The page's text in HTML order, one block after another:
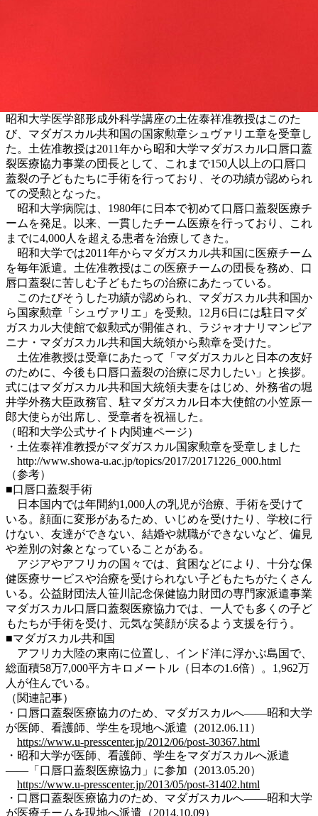
昭和大学医学部形成外科学講座の土佐泰祥准教授はこのた
び、マダガスカル共和国の国家勲章シュヴァリエ章を受章し
た。土佐准教授は2011年から昭和大学マダガスカル口唇口蓋
裂医療協力事業の団長として、これまで150人以上の口唇口
蓋裂の子どもたちに手術を行っており、その功績が認められ
ての受勲となった。
昭和大学病院は、1980年に日本で初めて口唇口蓋裂医療チ
ームを発足。以来、一貫したチーム医療を行っており、これ
までに4,000人を超える患者を治療してきた。
昭和大学では2011年からマダガスカル共和国に医療チーム
を毎年派遣。土佐准教授はこの医療チームの団長を務め、口
唇口蓋裂に苦しむ子どもたちの治療にあたっている。
このたびそうした功績が認められ、マダガスカル共和国か
ら国家勲章「シュヴァリエ」を受勲。12月6日には駐日マダ
ガスカル大使館で叙勲式が開催され、ラジャオナリマンピア
ニナ・マダガスカル共和国大統領から勲章を受けた。
土佐准教授は受章にあたって「マダガスカルと日本の友好
のために、今後も口唇口蓋裂の治療に尽力したい」と挨拶。
式にはマダガスカル共和国大統領夫妻をはじめ、外務省の堀
井学外務大臣政務官、駐マダガスカル日本大使館の小笠原一
郎大使らが出席し、受章者を祝福した。
（昭和大学公式サイト内関連ページ）
・土佐泰祥准教授がマダガスカル国家勲章を受章しました
http://www.showa-u.ac.jp/topics/2017/20171226_000.html
（参考）
■口唇口蓋裂手術
日本国内では年間約1,000人の乳児が治療、手術を受けて
いる。顔面に変形があるため、いじめを受けたり、学校に行
けない、友達ができない、結婚や就職ができないなど、偏見
や差別の対象となっていることがある。
アジアやアフリカの国々では、貧困などにより、十分な保
健医療サービスや治療を受けられない子どもたちがたくさん
いる。公益財団法人笹川記念保健協力財団の専門家派遣事業
マダガスカル口唇口蓋裂医療協力では、一人でも多くの子ど
もたちが手術を受け、元気な笑顔が戻るよう支援を行う。
■マダガスカル共和国
アフリカ大陸の東南に位置し、インド洋に浮かぶ島国で、
総面積58万7,000平方キロメートル（日本の1.6倍）。1,962万
人が住んでいる。
（関連記事）
・口唇口蓋裂医療協力のため、マダガスカルへ――昭和大学
が医師、看護師、学生を現地へ派遣（2012.06.11）
https://www.u-presscenter.jp/2012/06/post-30367.html
・昭和大学が医師、看護師、学生をマダガスカルへ派遣
――「口唇口蓋裂医療協力」に参加（2013.05.20）
https://www.u-presscenter.jp/2013/05/post-31402.html
・口唇口蓋裂医療協力のため、マダガスカルへ――昭和大学
が医療チームを現地へ派遣（2014.10.09）